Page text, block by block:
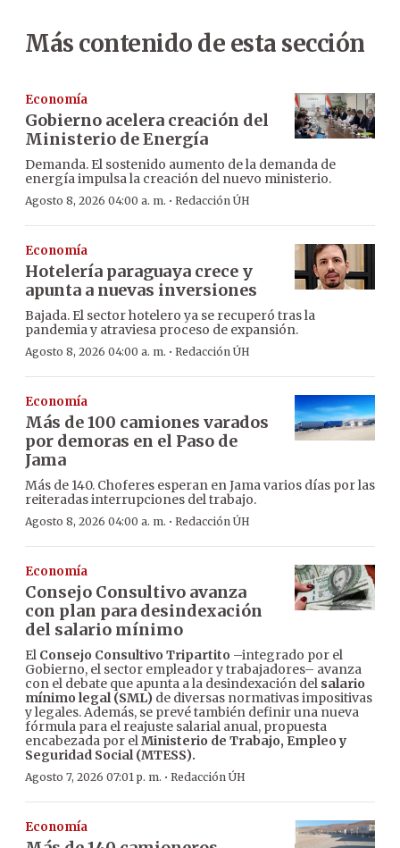
Más contenido de esta sección
Economía
Gobierno acelera creación del
Ministerio de Energía
Demanda. El sostenido aumento de la demanda de
energía impulsa la creación del nuevo ministerio.
Agosto 8, 2026 04:00 a. m. · Redacción ÚH
Economía
Hotelería paraguaya crece y
apunta a nuevas inversiones
Bajada. El sector hotelero ya se recuperó tras la
pandemia y atraviesa proceso de expansión.
Agosto 8, 2026 04:00 a. m. · Redacción ÚH
Economía
Más de 100 camiones varados
por demoras en el Paso de
Jama
Más de 140. Choferes esperan en Jama varios días por las
reiteradas interrupciones del trabajo.
Agosto 8, 2026 04:00 a. m. · Redacción ÚH
Economía
Consejo Consultivo avanza
con plan para desindexación
del salario mínimo
El Consejo Consultivo Tripartito –integrado por el
Gobierno, el sector empleador y trabajadores– avanza
con el debate que apunta a la desindexación del salario
mínimo legal (SML) de diversas normativas impositivas
y legales. Además, se prevé también definir una nueva
fórmula para el reajuste salarial anual, propuesta
encabezada por elMinisterio de Trabajo, Empleo y
Seguridad Social (MTESS).
Agosto 7, 2026 07:01 p. m. · Redacción ÚH
Economía